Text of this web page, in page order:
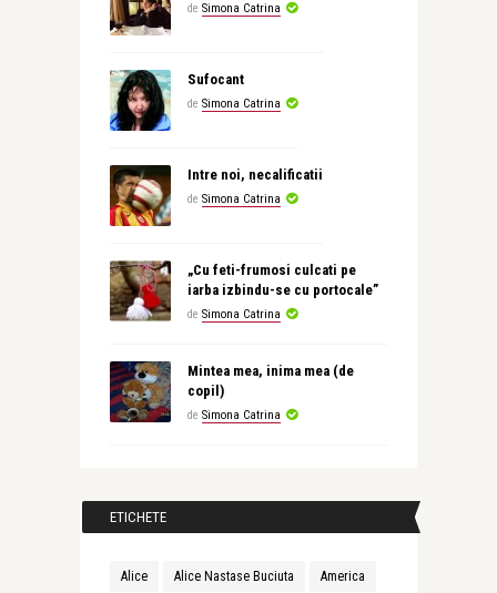
de Simona Catrina
Sufocant
de Simona Catrina
Intre noi, necalificatii
de Simona Catrina
„Cu feti-frumosi culcati pe
iarba izbindu-se cu portocale”
de Simona Catrina
Mintea mea, inima mea (de
copil)
de Simona Catrina
ETICHETE
Alice Alice Nastase Buciuta America